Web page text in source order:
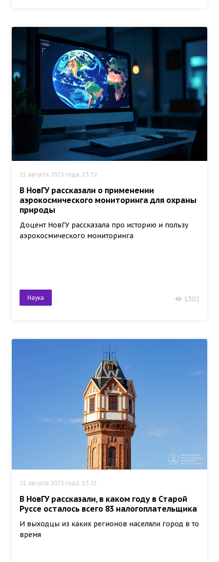
21 августа 2025 года, 13:52
В НовГУ рассказали о применении
аэрокосмического мониторинга для охраны
природы
Доцент НовГУ рассказала про историю и пользу
аэрокосмического мониторинга
Наука 1302
21 августа 2025 года, 13:21
В НовГУ рассказали, в каком году в Старой
Руссе осталось всего 83 налогоплательщика
И выходцы из каких регионов населяли город в то
время